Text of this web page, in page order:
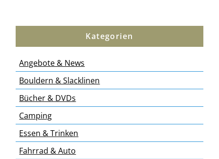
Kategorien
Angebote & News
Bouldern & Slacklinen
Bücher & DVDs
Camping
Essen & Trinken
Fahrrad & Auto